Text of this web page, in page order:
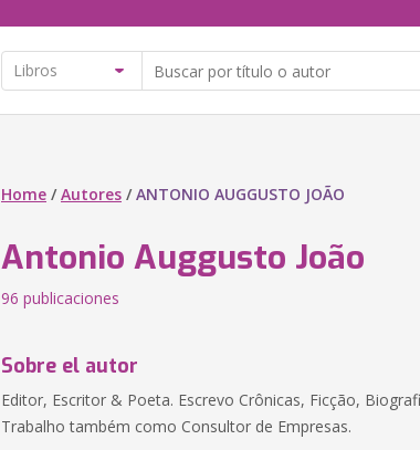
Home /Autores /ANTONIO AUGGUSTO JOÃO
Antonio Auggusto João
96 publicaciones
Sobre el autor
Editor, Escritor & Poeta. Escrevo Crônicas, Ficção,
Trabalho também como Consultor de Empresas.